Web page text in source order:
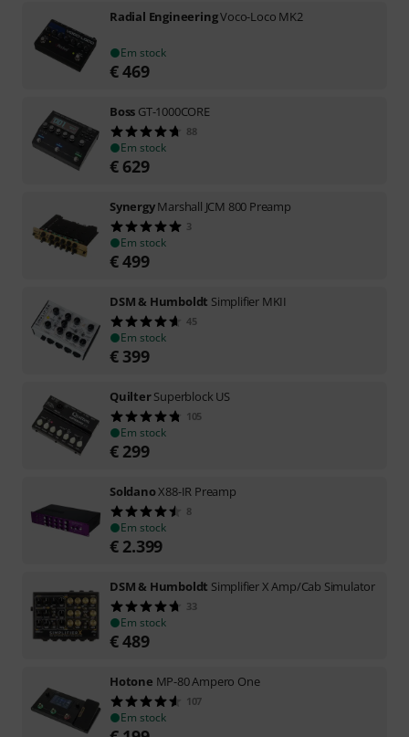
Radial EngineeringVoco-Loco MK2
Em stock
€469
Boss GT-1000CORE
88
Em stock
€ 629
SynergyMarshall JCM 800 Preamp
3
Em stock
€499
DSM & Humboldt Simplifier MKII
45
Em stock
€ 399
QuilterSuperblock US
105
Em stock
€ 299
SoldanoX88-IR Preamp
8
Em stock
€ 2.399
DSM & Humboldt Simplifier X Amp/Cab Simulator
33
Em stock
€489
Hotone MP-80 Ampero One
107
Em stock